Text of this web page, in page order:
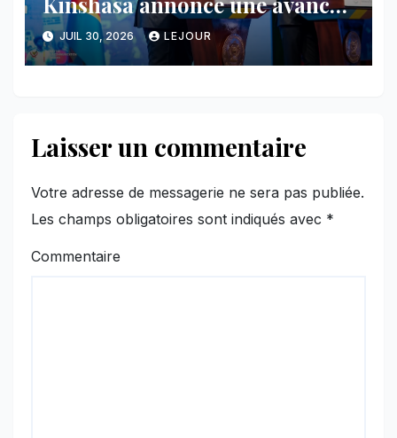
majeure et maintient sa ligne
face au Rwanda
JUIL 30, 2026 LEJOUR
Laisser un commentaire
Votre adresse de messagerie ne sera pas publiée.
Les champs obligatoires sont indiqués avec *
Commentaire